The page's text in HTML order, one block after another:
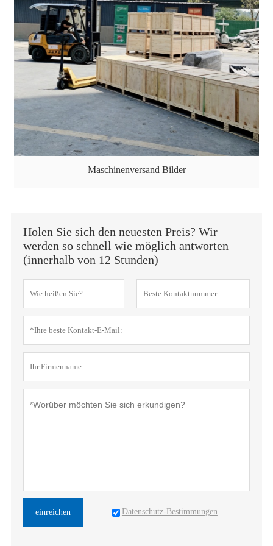
Maschinenversand Bilder
Holen Sie sich den neuesten Preis? Wir
werden so schnell wie möglich antworten
(innerhalb von 12 Stunden)
einreichen Datenschutz-Bestimmungen